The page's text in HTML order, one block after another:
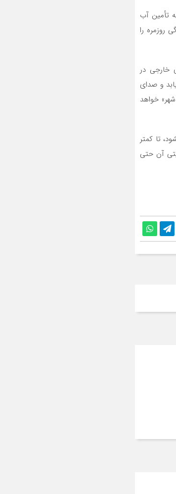
تأمین آب
روزمره را
خارجی در
و صدای
خواهد
تا کمتر
آن حتی